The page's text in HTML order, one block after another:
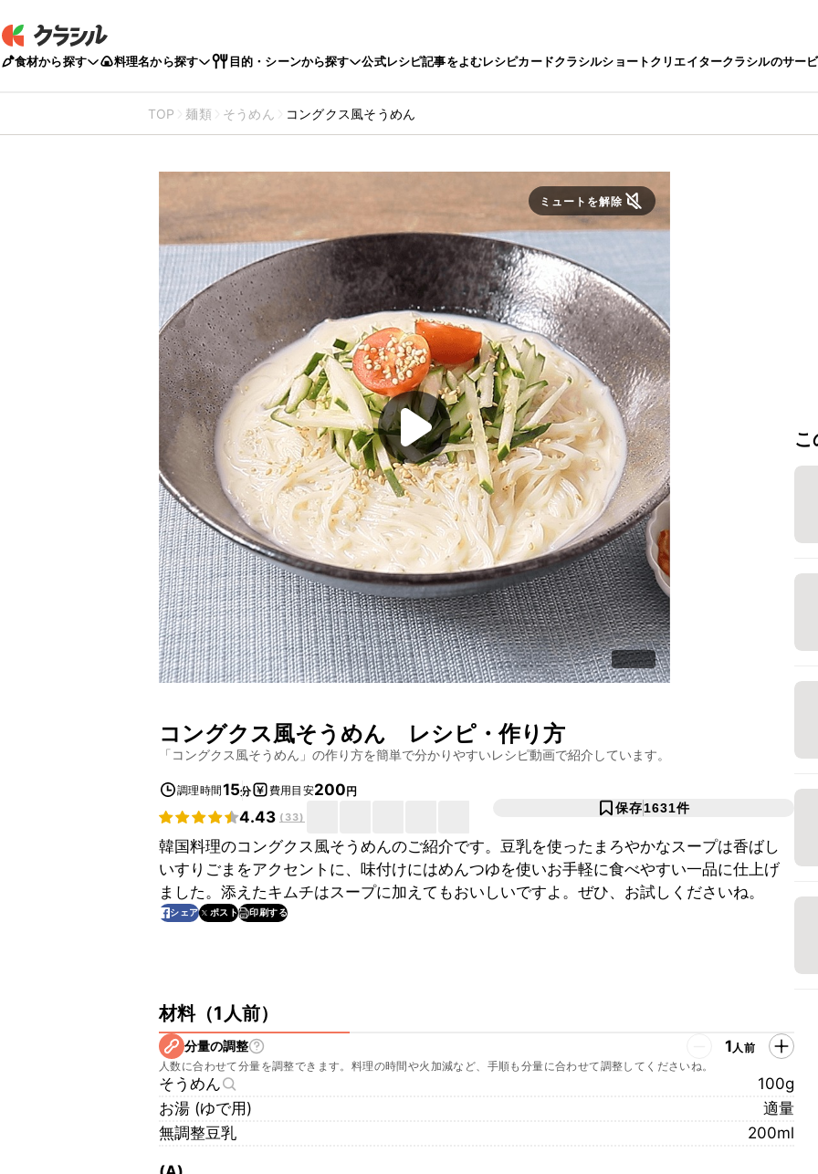
食材から探す 料理名から探す 目的・シーンから探す 公式レシピ記事をよむレシピカードクラシルショートクリエイタークラシルのサー
TOP 麺類 そうめん コングクス風そうめん
ミュートを解除
コングクス風そうめん レシピ・作り方
「コングクス風そうめん 」の作り方を簡単で分かりやすいレシピ動画で紹介しています。
調理時間15分 費用目安200円
4.43 ( 33)
保存1631件
韓国料理のコングクス風そうめんのご紹介です。豆乳を使ったまろやかなスープは香ばし
いすりごまをアクセントに、味付けにはめんつゆを使いお手軽に食べやすい一品に仕上げ
ました。添えたキムチはスープに加えてもおいしいですよ。ぜひ、お試しくださいね。
シェア ポスト 印刷する
材料（1人前）
分量の調整 1人前
人数に合わせて分量を調整できます。料理の時間や火加減など、手順も分量に合わせて調整してくださいね。
そうめん
100g
お湯 (ゆで用)
適量
無調整豆乳
200ml